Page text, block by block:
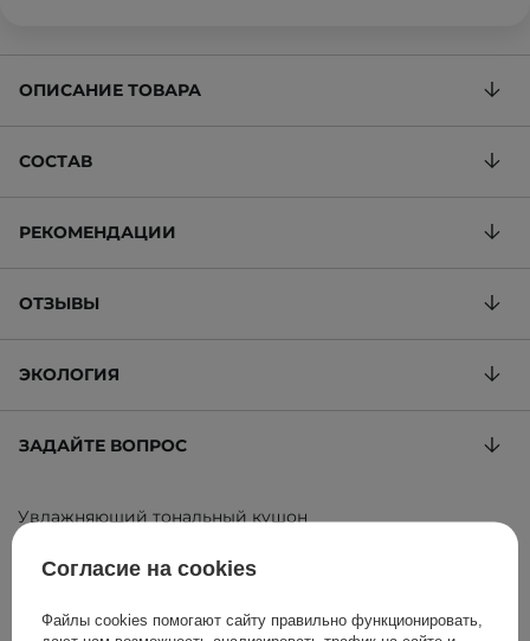
ОПИСАНИЕ ТОВАРА
СОСТАВ
РЕКОМЕНДАЦИИ
ОТЗЫВЫ
ЭКОЛОГИЯ
ЗАДАЙТЕ ВОПРОС
Увлажняющий тональный кушон
Согласие на cookies
Файлы cookies помогают сайту правильно функционировать,